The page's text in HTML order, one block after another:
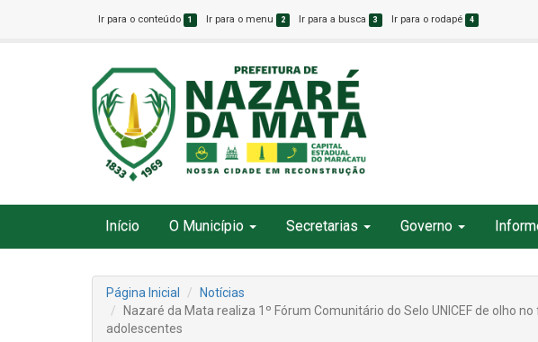
Ir para o conteúdo 1 Ir para o menu 2 Ir para a busca 3 Ir para o rodapé 4
Início O Município Secretarias Governo
Página Inicial
Notícias
Nazaré da Mata realiza 1º Fórum Comunitário do Selo UNICEF de olho
adolescentes